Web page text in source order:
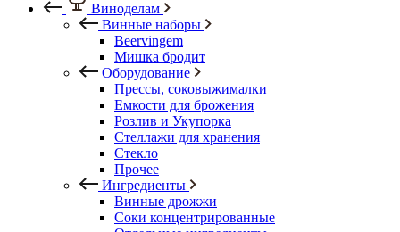
Виноделам
Винные наборы
Beervingem
Мишка бродит
Оборудование
Прессы, соковыжималки
Емкости для брожения
Розлив и Укупорка
Стеллажи для хранения
Стекло
Прочее
Ингредиенты
Винные дрожжи
Соки концентрированные